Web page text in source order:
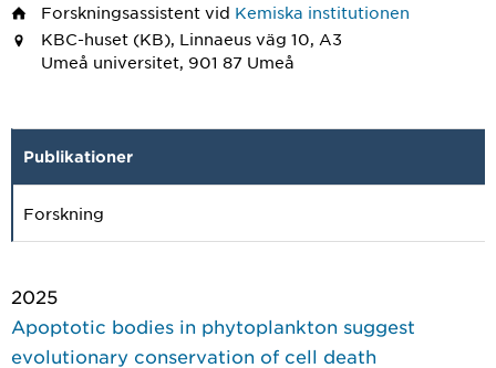
Forskningsassistent vid Kemiska institutionen
KBC-huset (KB), Linnaeus väg 10, A3
Umeå universitet, 901 87 Umeå
Publikationer
Forskning
2025
Apoptotic bodies in phytoplankton suggest
evolutionary conservation of cell death